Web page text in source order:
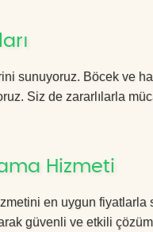
sunuyoruz. Böcek ve
Siz de zararlılarla
Hizmeti
en uygun fiyatlarla
güvenli ve etkili